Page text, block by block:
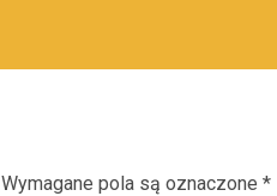
Wymagane pola są oznaczone *